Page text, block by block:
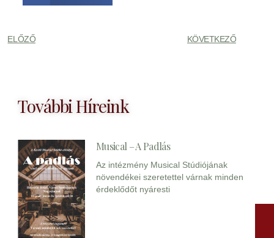
ELŐZŐ KÖVETKEZŐ
További Híreink
Musical – A Padlás
Az intézmény Musical Stúdiójának
növendékei szeretettel várnak minden
érdeklődőt nyáresti